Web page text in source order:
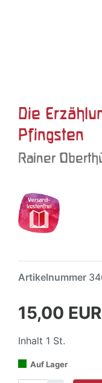
Die
Pfingsten
Rainer
Artikelnummer
15,00 EUR
Inhalt 1 St.
Auf Lager